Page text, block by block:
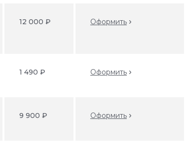
12 000 ₽ Оформить
1 490 ₽ Оформить
9 900 ₽ Оформить